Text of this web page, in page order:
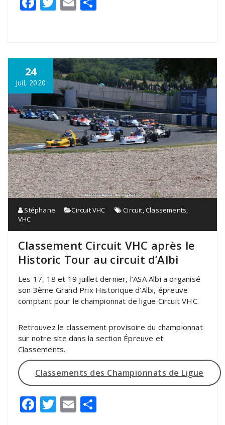
24
Juil, 2020
Stéphane Circuit VHC Circuit,Classements,
VHC
Classement Circuit VHC après le
Historic Tour au circuit d’Albi
Les 17, 18 et 19 juillet dernier, l’ASA Albi a organisé
son 3ème Grand Prix Historique d’Albi, épreuve
comptant pour le championnat de ligue Circuit VHC.
Retrouvez le classement provisoire du championnat
sur notre site dans la section Épreuve et
Classements.
Classements des Championnats de Ligue
Facebook
Twitter
Email